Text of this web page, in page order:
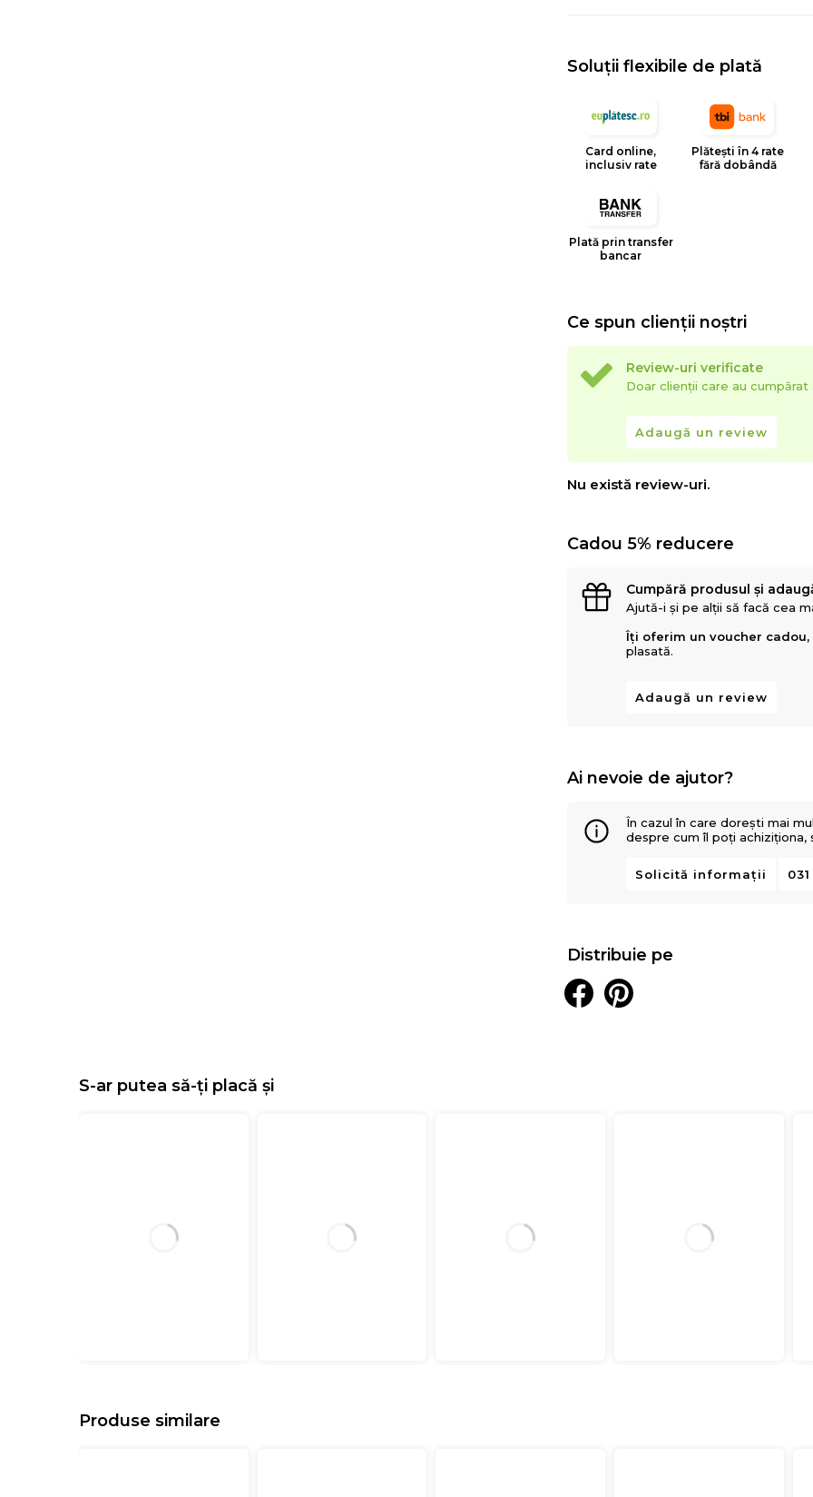
Soluții flexibile de plată
Card online,
inclusiv rate
Plătești în 4 rate
fără dobândă
Plată prin transfer
bancar
Ce spun clienții noștri
Review-uri verificate
Doar clienții care au
Adaugă un review
Nu există review-uri.
Cadou 5% reducere
Cumpără produsul și
Ajută-i și pe alții să facă cea
Îți oferim un voucher cadou,
plasată.
Adaugă un review
Ai nevoie de ajutor?
În cazul în care dorești mai
despre cum îl poți achiziționa,
Solicită informații
Distribuie pe
S-ar putea să-ți placă și
Produse similare